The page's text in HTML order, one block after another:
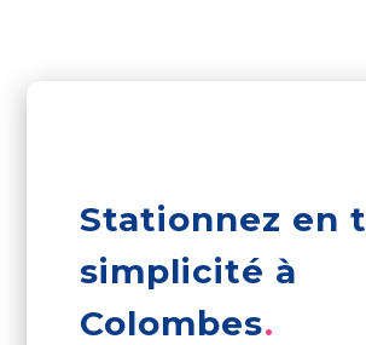
Stationnez en
simplicité à
Colombes